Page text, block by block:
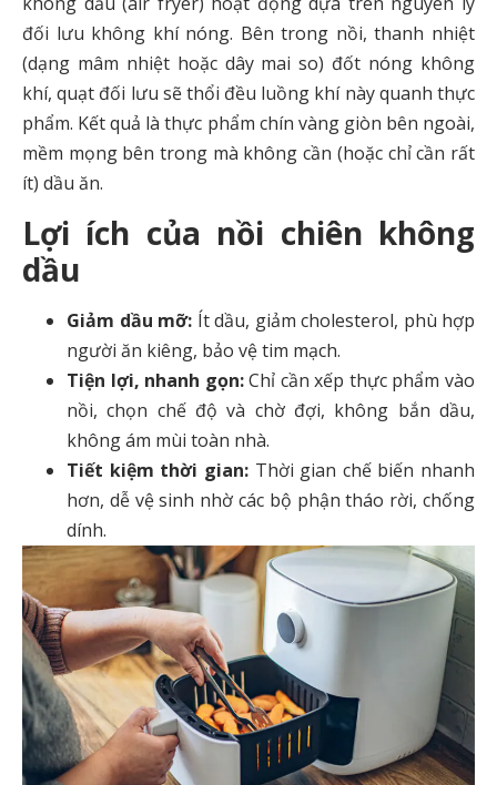
đối lưu không khí nóng. Bên trong nồi, thanh nhiệt
(dạng mâm nhiệt hoặc dây mai so) đốt nóng không
khí, quạt đối lưu sẽ thổi đều luồng khí này quanh thực
phẩm. Kết quả là thực phẩm chín vàng giòn bên ngoài,
mềm mọng bên trong mà không cần (hoặc chỉ cần rất
ít) dầu ăn.
Lợi ích của nồi chiên không
dầu
Giảm dầu mỡ: Ít dầu, giảm cholesterol, phù hợp
người ăn kiêng, bảo vệ tim mạch.
Tiện lợi, nhanh gọn:Chỉ cần xếp thực phẩm vào
nồi, chọn chế độ và chờ đợi, không bắn dầu,
không ám mùi toàn nhà.
Tiết kiệm thời gian:Thời gian chế biến nhanh
hơn, dễ vệ sinh nhờ các bộ phận tháo rời, chống
dính.